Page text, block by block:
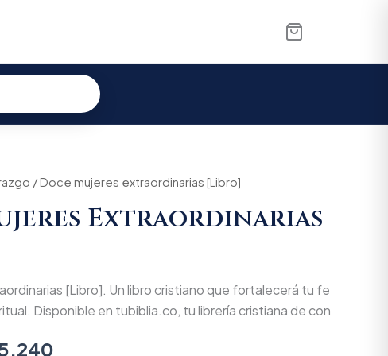
/ Doce mujeres extraordinarias [Libro]
Extraordinarias
[Libro]. Un libro cristiano que fortalecerá tu fe
Disponible en tubiblia.co, tu librería cristiana de con
Current
price
$75.240.